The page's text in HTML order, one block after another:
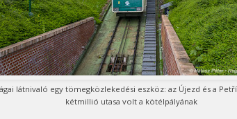
látnivaló egy tömegközlekedési eszköz: az Újezd és a
kétmillió utasa volt a kötélpályának